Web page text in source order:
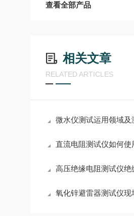
查看全部产品
相关文章
RELATED ARTICLES
微水仪测试运用领域及测试方法和注意
直流电阻测试仪如何使用能
高压绝缘电阻测试仪绝缘阻抗测量使
氧化锌避雷器测试仪现场测试使